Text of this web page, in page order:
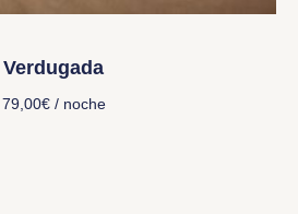
Verdugada
79,00€/ noche